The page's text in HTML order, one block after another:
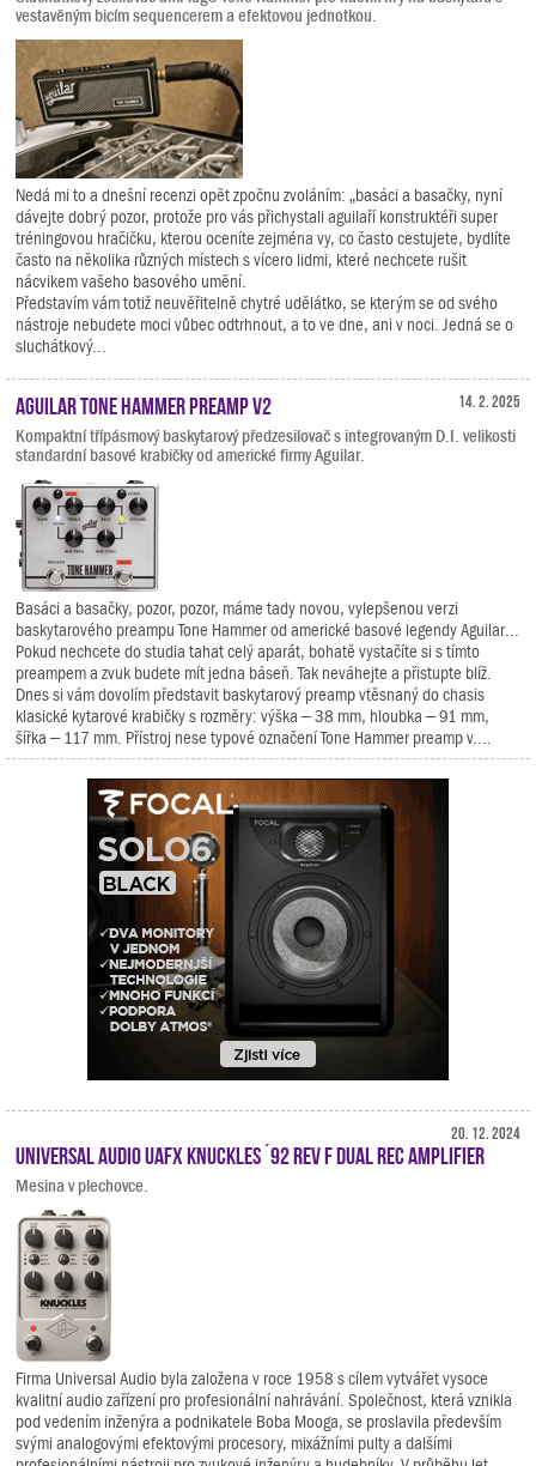
vestavěným bicím sequencerem a efektovou jednotkou.
Nedá mi to a dnešní recenzi opět zpočnu zvoláním: „basáci a basačky, nyní
dávejte dobrý pozor, protože pro vás přichystali aguilaří konstruktéři super
tréningovou hračičku, kterou oceníte zejména vy, co často cestujete, bydlíte
často na několika různých místech s vícero lidmi, které nechcete rušit
nácvikem vašeho basového umění.
Představím vám totiž neuvěřitelně chytré udělátko, se kterým se od svého
nástroje nebudete moci vůbec odtrhnout, a to ve dne, ani v noci. Jedná se o
sluchátkový...
14. 2. 2025
Aguilar Tone Hammer Preamp V2
Kompaktní třípásmový baskytarový předzesilovač s integrovaným D.I. velikosti
standardní basové krabičky od americké firmy Aguilar.
Basáci a basačky, pozor, pozor, máme tady novou, vylepšenou verzi
baskytarového preampu Tone Hammer od americké basové legendy Aguilar...
Pokud nechcete do studia tahat celý aparát, bohatě vystačíte si s tímto
preampem a zvuk budete mít jedna báseň. Tak neváhejte a přistupte blíž.
Dnes si vám dovolím představit baskytarový preamp vtěsnaný do chasis
klasické kytarové krabičky s rozměry: výška – 38 mm, hloubka – 91 mm,
šířka – 117 mm. Přístroj nese typové označení Tone Hammer preamp v....
20. 12. 2024
Universal Audio UAFX Knuckles ´92 Rev F Dual Rec Amplifier
Mesina v plechovce.
Firma Universal Audio byla založena v roce 1958 s cílem vytvářet vysoce
kvalitní audio zařízení pro profesionální nahrávání. Společnost, která vznikla
pod vedením inženýra a podnikatele Boba Mooga, se proslavila především
svými analogovými efektovými procesory, mixážními pulty a dalšími